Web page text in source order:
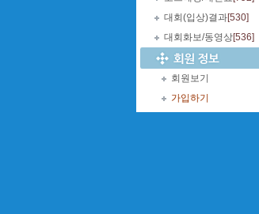
대회(입상)결과[530]
대회화보/동영상[536]
회원보기
가입하기